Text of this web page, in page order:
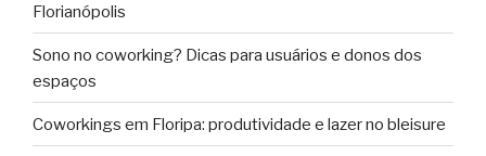
Florianópolis
Sono no coworking? Dicas para usuários e donos dos
espaços
Coworkings em Floripa: produtividade e lazer no bleisure